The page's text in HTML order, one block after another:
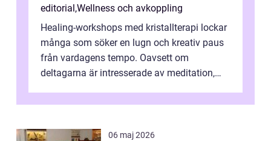
editorial,Wellness och avkoppling
Healing-workshops med kristallterapi lockar
många som söker en lugn och kreativ paus
från vardagens tempo. Oavsett om
deltagarna är intresserade av meditation,
06 maj 2026